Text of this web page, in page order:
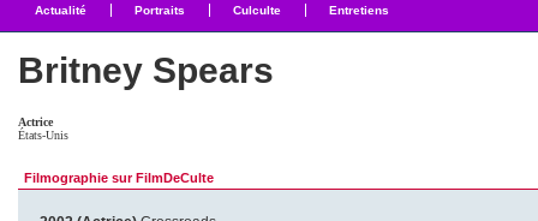
Actualité Portraits Culculte Entretiens
Britney Spears
Actrice
États-Unis
Filmographie sur FilmDeCulte